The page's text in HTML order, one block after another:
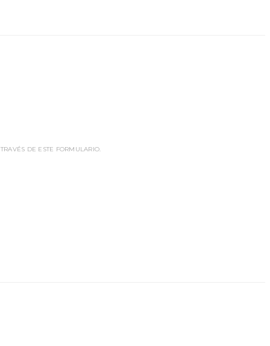
DE ESTE FORMULARIO.